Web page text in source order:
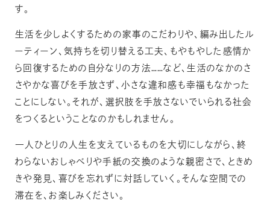
す。
生活を少しよくするための家事のこだわりや、編み出したル
ーティーン、気持ちを切り替える工夫、もやもやした感情か
ら回復するための自分なりの方法……など、生活のなかのさ
さやかな喜びを手放さず、小さな違和感も幸福もなかった
ことにしない。それが、選択肢を手放さないでいられる社会
をつくるということなのかもしれません。
一人ひとりの人生を支えているものを大切にしながら、終
わらないおしゃべりや手紙の交換のような親密さで、ときめ
きや発見、喜びを忘れずに対話していく。そんな空間での
滞在を、お楽しみください。